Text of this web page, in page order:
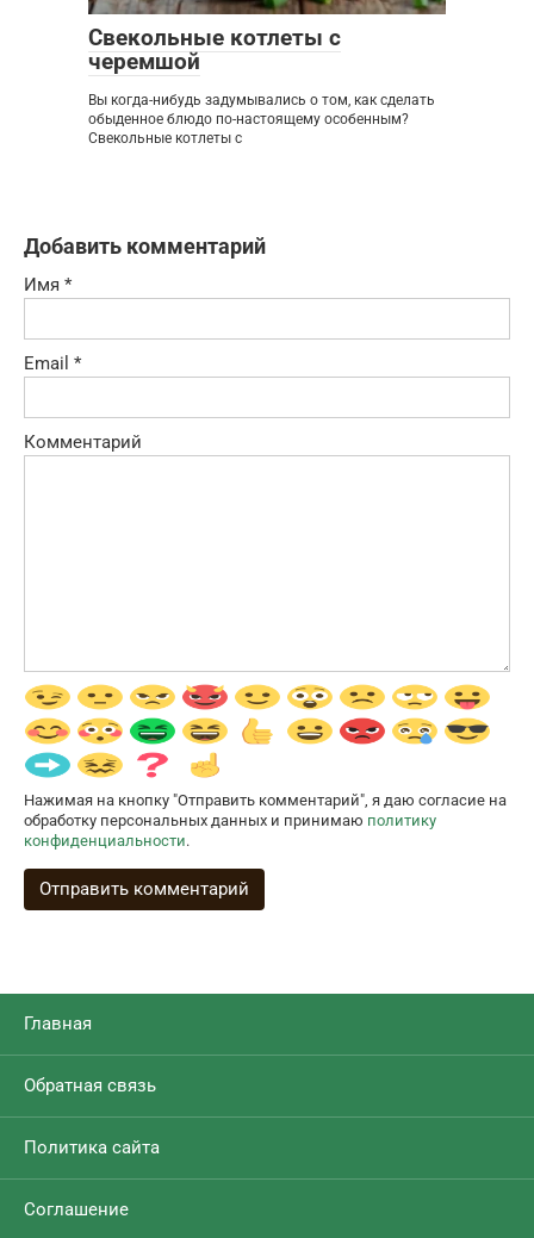
Свекольные котлеты с
черемшой
Вы когда-нибудь задумывались о том, как сделать
обыденное блюдо по-настоящему особенным?
Свекольные котлеты с
Добавить комментарий
Имя *
Email *
Комментарий
Нажимая на кнопку "Отправить комментарий", я даю согласие на
обработку персональных данных и принимаю политику
конфиденциальности.
Главная
Обратная связь
Политика сайта
Соглашение